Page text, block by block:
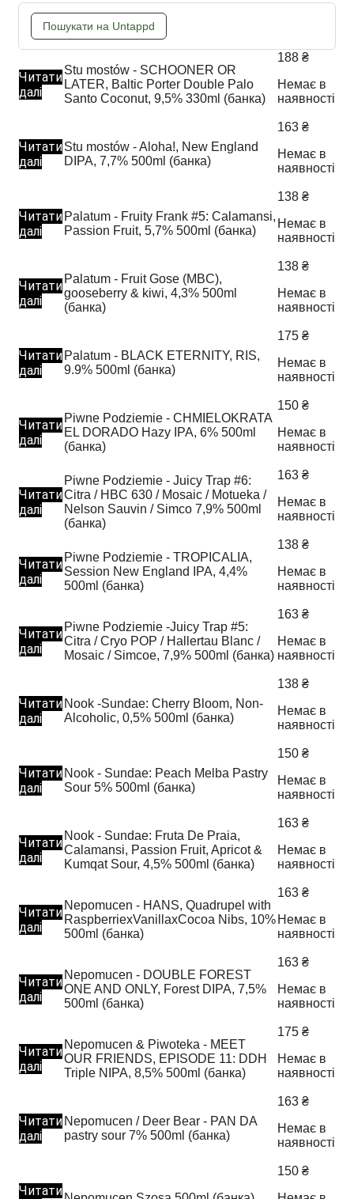
Пошукати на Untappd
Читати
далі
Stu mostów - SCHOONER OR
LATER, Baltic Porter Double Palo
Santo Coconut, 9,5% 330ml (банка)
188 ₴
Немає в
наявності
Читати
далі
Stu mostów - Aloha!, New England
DIPA, 7,7% 500ml (банка)
163 ₴
Немає в
наявності
Читати
далі
Palatum - Fruity Frank #5: Calamansi,
Passion Fruit, 5,7% 500ml (банка)
138 ₴
Немає в
наявності
Читати
далі
Palatum - Fruit Gose (MBC),
gooseberry & kiwi, 4,3% 500ml
(банка)
138 ₴
Немає в
наявності
Читати
далі
Palatum - BLACK ETERNITY, RIS,
9.9% 500ml (банка)
175 ₴
Немає в
наявності
Читати
далі
Piwne Podziemie - CHMIELOKRATA
EL DORADO Hazy IPA, 6% 500ml
(банка)
150 ₴
Немає в
наявності
Читати
далі
Piwne Podziemie - Juicy Trap #6:
Citra / HBC 630 / Mosaic / Motueka /
Nelson Sauvin / Simco 7,9% 500ml
(банка)
163 ₴
Немає в
наявності
Читати
далі
Piwne Podziemie - TROPICALIA,
Session New England IPA, 4,4%
500ml (банка)
138 ₴
Немає в
наявності
Читати
далі
Piwne Podziemie -Juicy Trap #5:
Citra / Cryo POP / Hallertau Blanc /
Mosaic / Simcoe, 7,9% 500ml (банка)
163 ₴
Немає в
наявності
Читати
далі
Nook -Sundae: Cherry Bloom, Non-
Alcoholic, 0,5% 500ml (банка)
138 ₴
Немає в
наявності
Читати
далі
Nook - Sundae: Peach Melba Pastry
Sour 5% 500ml (банка)
150 ₴
Немає в
наявності
Читати
далі
Nook - Sundae: Fruta De Praia,
Calamansi, Passion Fruit, Apricot &
Kumqat Sour, 4,5% 500ml (банка)
163 ₴
Немає в
наявності
Читати
далі
Nepomucen - HANS, Quadrupel with
RaspberriexVanillaxCocoa Nibs, 10%
500ml (банка)
163 ₴
Немає в
наявності
Читати
далі
Nepomucen - DOUBLE FOREST
ONE AND ONLY, Forest DIPA, 7,5%
500ml (банка)
163 ₴
Немає в
наявності
Читати
далі
Nepomucen & Piwoteka - MEET
OUR FRIENDS, EPISODE 11: DDH
Triple NIPA, 8,5% 500ml (банка)
175 ₴
Немає в
наявності
Читати
далі
Nepomucen / Deer Bear - PAN DA
pastry sour 7% 500ml (банка)
163 ₴
Немає в
наявності
Читати
150 ₴